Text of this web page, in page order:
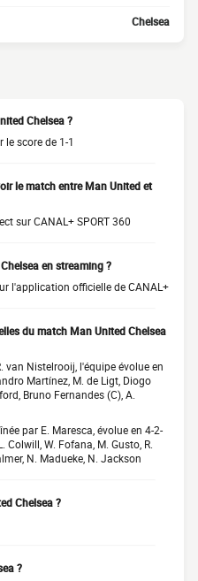
Chelsea
Chelsea ?
le score de 1-1
le match entre Man United et
sur CANAL+ SPORT 360
en streaming ?
l'application officielle de CANAL+
du match Man United Chelsea
van Nistelrooij, l'équipe évolue en
Martínez, M. de Ligt, Diogo
Bruno Fernandes (C), A.
par E. Maresca, évolue en 4-2-
Colwill, W. Fofana, M. Gusto, R.
N. Madueke, N. Jackson
Chelsea ?
?